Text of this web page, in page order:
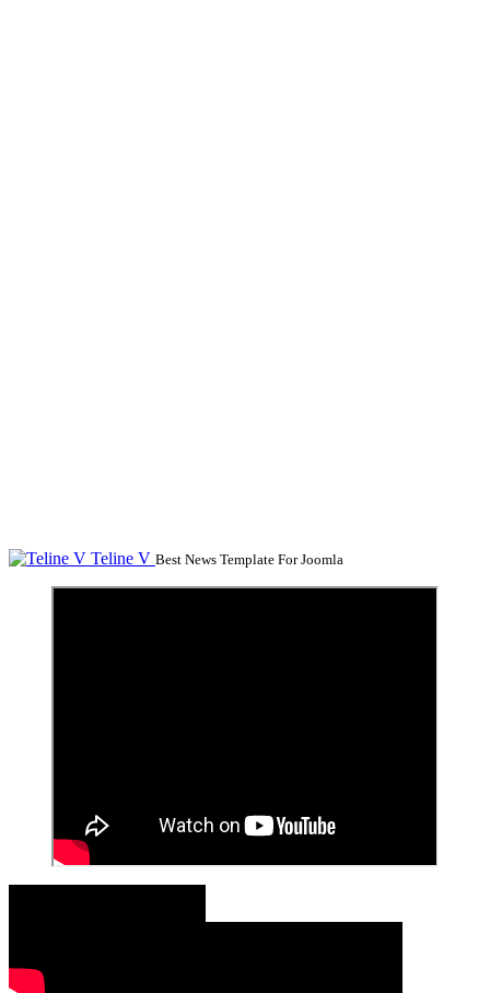
Teline V Best News Template For Joomla